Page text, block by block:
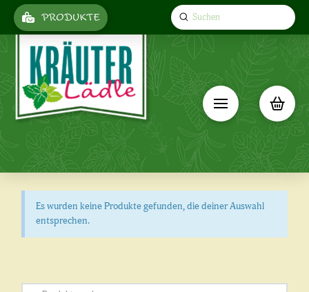
PRODUKTE Search
Submit
Es wurden keine Produkte gefunden, die deiner Auswahl
entsprechen.